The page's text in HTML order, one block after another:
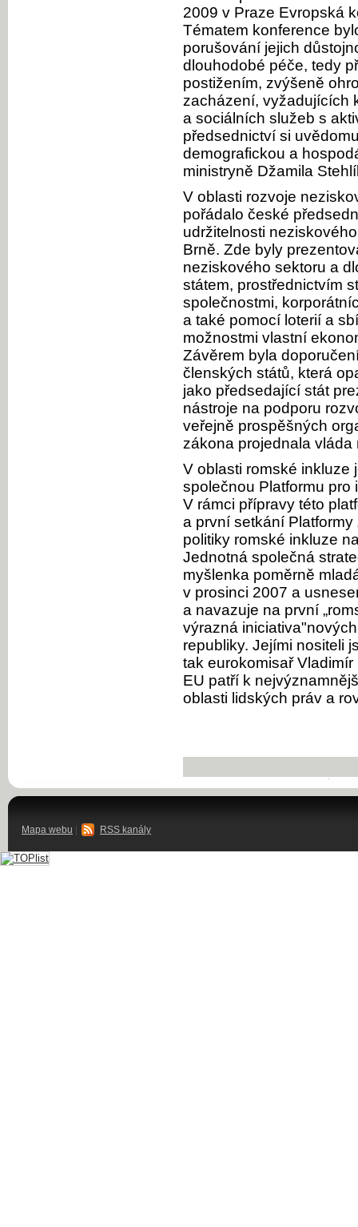
2009 v Praze Evropská
Tématem konference
porušování jejich
dlouhodobé péče, tedy
postižením, zvýšeně
zacházení, vyžadujících
a sociálních služeb s
předsednictví si
demografickou a
ministryně Džamila
V oblasti rozvoje
pořádalo české
udržitelnosti
Brně. Zde byly
neziskového sektoru a
státem, prostřednictvím
společnostmi,
a také pomocí loterií a
možnostmi vlastní
Závěrem byla
členských států, která
jako předsedající stát
nástroje na podporu
veřejně prospěšných
zákona projednala
V oblasti romské inkluze
společnou Platformu pro
V rámci přípravy této
a první setkání
politiky romské inkluze
Jednotná společná
myšlenka poměrně
v prosinci 2007 a
a navazuje na první
výrazná
republiky. Jejími nositeli
tak eurokomisař
EU patří k
oblasti lidských práv a
Mapa webu RSS kanály